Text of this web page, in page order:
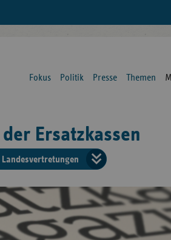
Fokus Politik Presse Themen
Ersatzkassen
Landesvertretungen
der